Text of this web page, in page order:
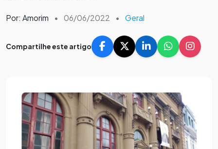
Por: Amorim • 06/06/2022 • Geral
Compartilhe este artigo